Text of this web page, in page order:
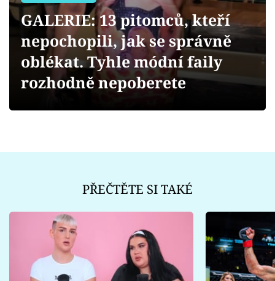
Videa
Sledujte prima+
GALERIE: 13 pitomců, kteří
nepochopili, jak se správně
oblékat. Tyhle módní faily
rozhodně nepoberete
PŘEČTĚTE SI TAKÉ